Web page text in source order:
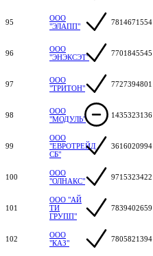
95
ООО
"ЭЛАПП"
7814671554
96
ООО
"ЭНЭКСЭТ"
7701845545
97
ООО
"ТРИТОН"
7727394801
98
ООО
"МОДУЛЬ"
1435323136
99
ООО
"ЕВРОТРЕЙД
СБ"
3616020994
100
ООО
"ОЛНАКС"
9715323422
101
ООО "АЙ
ТИ
ГРУПП"
7839402659
102
ООО
"КАЗ"
7805821394